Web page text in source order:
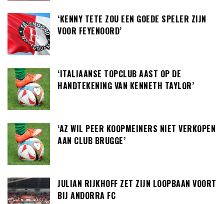
‘KENNY TETE ZOU EEN GOEDE SPELER ZIJN
VOOR FEYENOORD’
‘ITALIAANSE TOPCLUB AAST OP DE
HANDTEKENING VAN KENNETH TAYLOR’
‘AZ WIL PEER KOOPMEINERS NIET VERKOPEN
AAN CLUB BRUGGE’
JULIAN RIJKHOFF ZET ZIJN LOOPBAAN VOORT
BIJ ANDORRA FC